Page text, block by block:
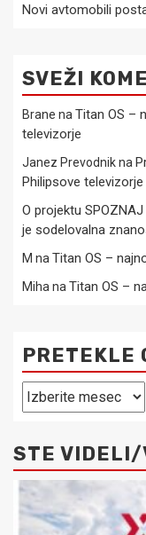
Novi avtomobili
SVEŽI
Brane na Titan OS –
televizorje
Janez Prevodnikna
Philipsove televizorje
O projektu
je sodelovalna
M na Titan OS –
Miha na Titan OS –
PRETEKLE
Pretekle
objave
STE